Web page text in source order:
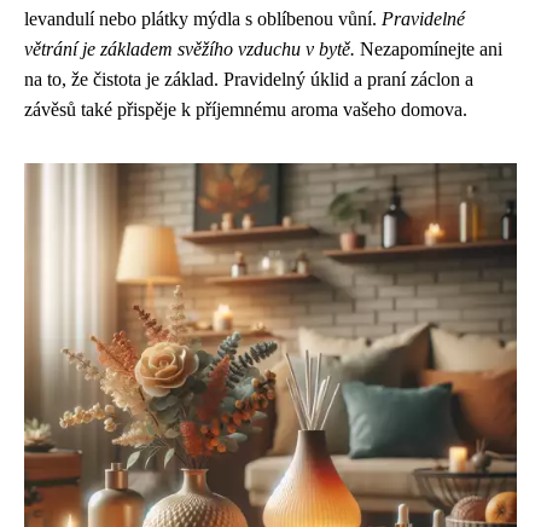
levandulí nebo plátky mýdla s oblíbenou vůní. Pravidelné
větrání je základem svěžího vzduchu v bytě. Nezapomínejte ani
na to, že čistota je základ. Pravidelný úklid a praní záclon a
závěsů také přispěje k příjemnému aroma vašeho domova.